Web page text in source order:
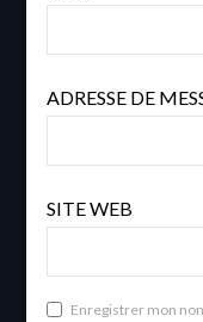
ADRESSE DE
SITE WEB
Enregistrer mon